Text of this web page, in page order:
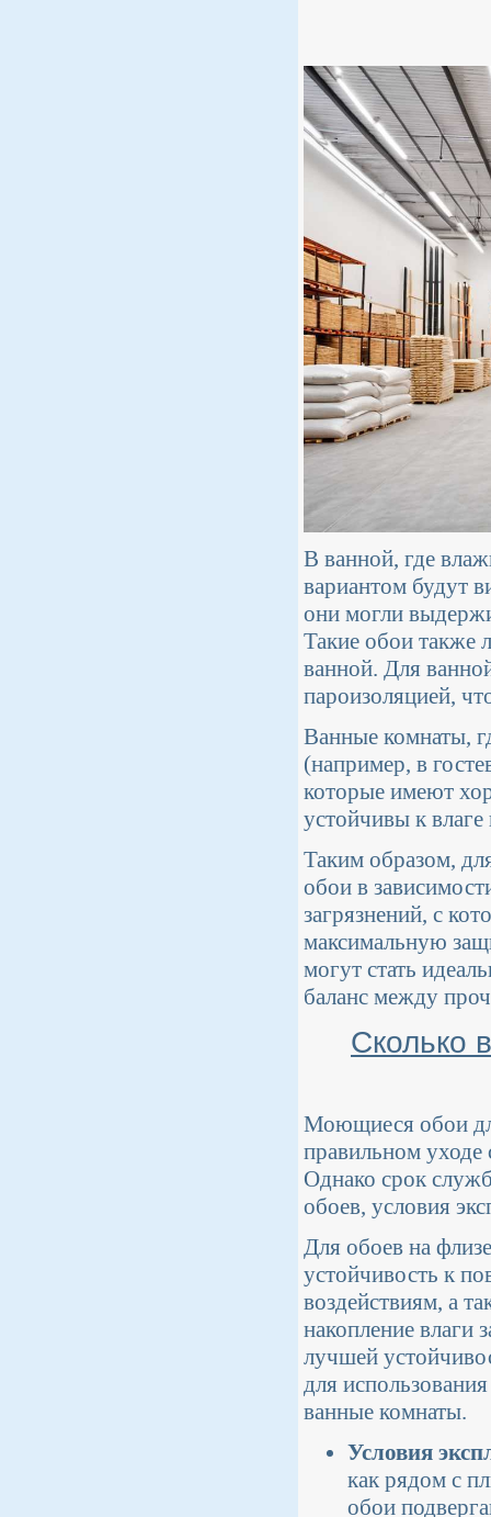
В ванной, где
вариантом будут
они могли
Такие обои также
ванной. Для
пароизоляцией,
Ванные комнаты,
(например, в
которые имеют
устойчивы к
Таким образом,
обои в
загрязнений, с
максимальную
могут стать
баланс между
Сколько
Моющиеся обои
правильном уходе
Однако срок
обоев, условия
Для обоев на
устойчивость к
воздействиям, а
накопление влаги
лучшей
для
ванные комнаты.
Условия
как рядом с
обои